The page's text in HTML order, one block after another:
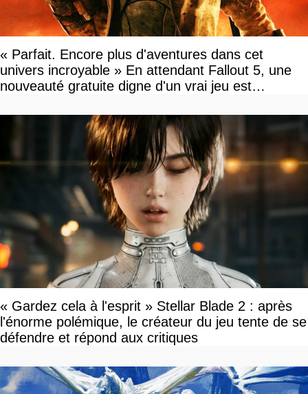
« Parfait. Encore plus d'aventures dans cet
univers incroyable » En attendant Fallout 5, une
nouveauté gratuite digne d'un vrai jeu est
« Gardez cela à l'esprit » Stellar Blade 2 : après
l'énorme polémique, le créateur du jeu tente de se
défendre et répond aux critiques